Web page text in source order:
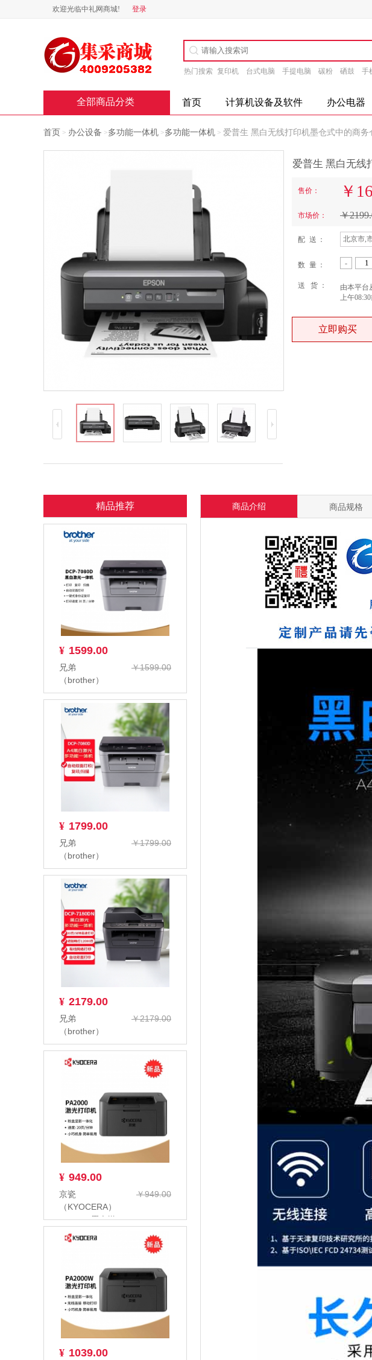
欢迎光临中礼网商城! 登录
热门搜索 复印机 台式电脑 手提电脑 碳粉 硒鼓 手
全部商品分类 首页 计算机设备及软件 办公电器
首页 > 办公设备 >多功能一体机 >多功能一体机 > 爱普生 黑白无线打印机墨仓式中的商务
爱普生 黑白无线
售价： ￥
市场价： ￥
配 送 ： 北京市,
数 量 ： -
送 货 ：
由本平台
上午
立即购买
精品推荐
¥ 1599.00
￥1599.00
兄弟
（brother）
DCP-7080D
黑白激光多功
能一体机(...
¥ 1799.00
￥1799.00
兄弟
（brother）
DCP-7080D
A4黑白激光多
功能一体...
¥ 2179.00
￥2179.00
兄弟
（brother）
DCP-7180DN
黑白激光多功
能一体机...
¥ 949.00
￥949.00
京瓷
（KYOCERA）
PA2000 黑白激
光打印机多功能
一体机
¥ 1039.00
商品介绍 商品规格